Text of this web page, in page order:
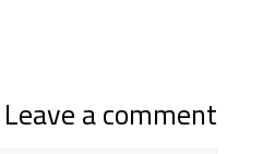
Leave a comment